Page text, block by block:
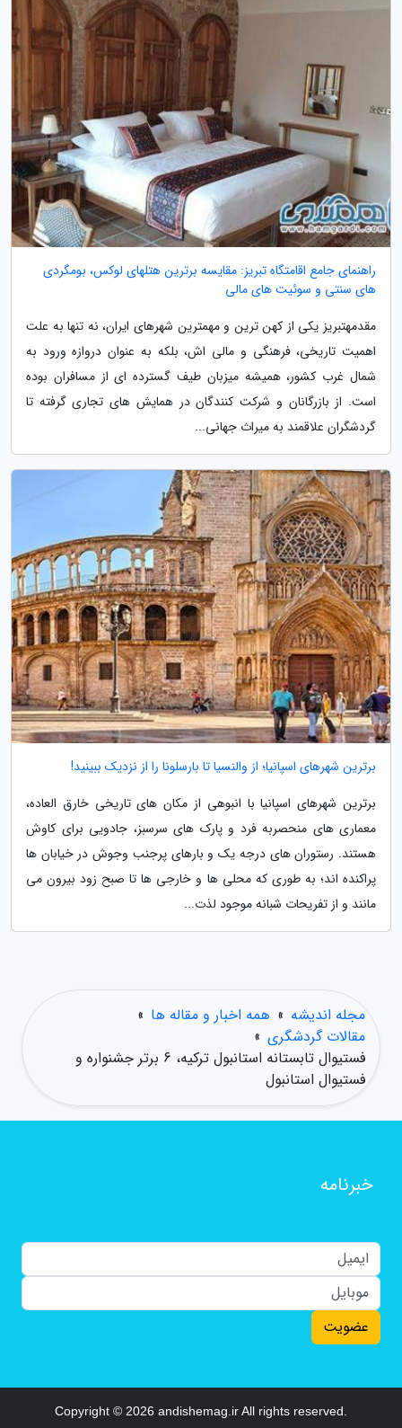
راهنمای جامع اقامتگاه تبریز: مقایسه برترین هتلهای لوکس، بومگردی
های سنتی و سوئیت های مالی
مقدمهتبریز یکی از کهن ترین و مهمترین شهرهای ایران، نه تنها به علت
اهمیت تاریخی، فرهنگی و مالی اش، بلکه به عنوان دروازه ورود به
شمال غرب کشور، همیشه میزبان طیف گسترده ای از مسافران بوده
است. از بازرگانان و شرکت کنندگان در همایش های تجاری گرفته تا
گردشگران علاقمند به میراث جهانی...
برترین شهرهای اسپانیا؛ از والنسیا تا بارسلونا را از نزدیک ببینید!
برترین شهرهای اسپانیا با انبوهی از مکان های تاریخی خارق العاده،
معماری های منحصربه فرد و پارک های سرسبز، جادویی برای کاوش
هستند. رستوران های درجه یک و بارهای پرجنب وجوش در خیابان ها
پراکنده اند؛ به طوری که محلی ها و خارجی ها تا صبح زود بیرون می
مانند و از تفریحات شبانه موجود لذت...
مجله اندیشه » همه اخبار و مقاله ها »
مقالات گردشگری »
فستیوال تابستانه استانبول ترکیه، 6 برتر جشنواره و
فستیوال استانبول
خبرنامه
عضویت
Copyright © 2026 andishemag.ir All rights reserved.